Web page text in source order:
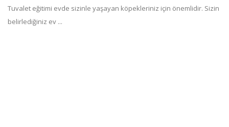
Tuvalet eğitimi evde sizinle yaşayan köpekleriniz için önemlidir. Sizin
belirlediğiniz ev ...